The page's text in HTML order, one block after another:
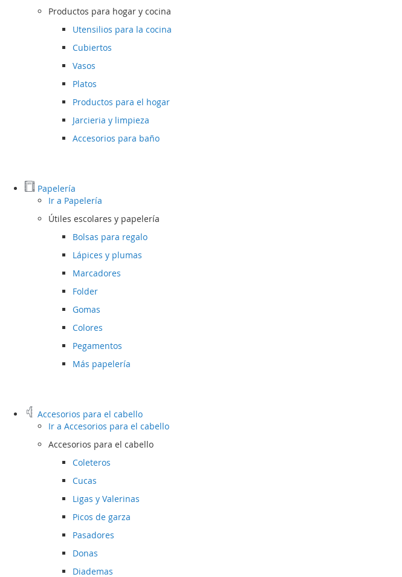
Productos para hogar y cocina
Utensilios para la cocina
Cubiertos
Vasos
Platos
Productos para el hogar
Jarcieria y limpieza
Accesorios para baño
Papelería
Ir a Papelería
Útiles escolares y papelería
Bolsas para regalo
Lápices y plumas
Marcadores
Folder
Gomas
Colores
Pegamentos
Más papelería
Accesorios para el cabello
Ir a Accesorios para el cabello
Accesorios para el cabello
Coleteros
Cucas
Ligas y Valerinas
Picos de garza
Pasadores
Donas
Diademas